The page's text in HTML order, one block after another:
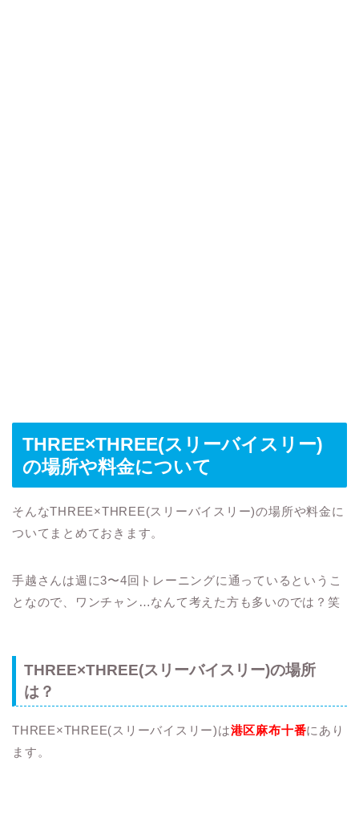
THREE×THREE(スリーバイスリー)
の場所や料金について
そんなTHREE×THREE(スリーバイスリー)の場所や料金に
ついてまとめておきます。
手越さんは週に3〜4回トレーニングに通っているというこ
となので、ワンチャン…なんて考えた方も多いのでは？笑
THREE×THREE(スリーバイスリー)の場所
は？
THREE×THREE(スリーバイスリー)は港区麻布十番にあり
ます。